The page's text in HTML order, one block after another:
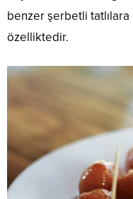
benzer şerbetli tatlılara
özelliktedir.